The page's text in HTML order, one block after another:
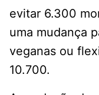
evitar 6.300
uma mudança
veganas ou
10.700.